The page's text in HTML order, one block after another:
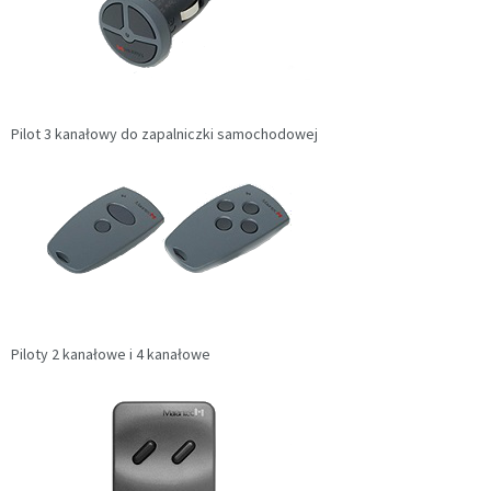
Pilot 3 kanałowy do zapalniczki samochodowej
Piloty 2 kanałowe i 4 kanałowe